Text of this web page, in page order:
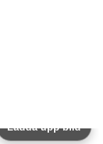
Ladda upp bild